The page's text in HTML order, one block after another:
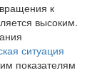
к
высоким.
ситуация
показателям